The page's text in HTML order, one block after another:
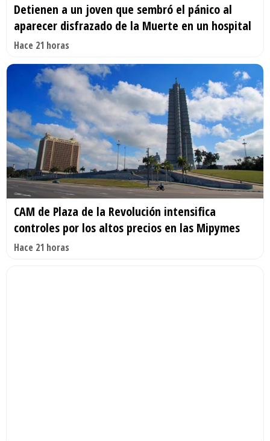
Detienen a un joven que sembró el pánico al
aparecer disfrazado de la Muerte en un hospital
Hace 21 horas
CAM de Plaza de la Revolución intensifica
controles por los altos precios en las Mipymes
Hace 21 horas